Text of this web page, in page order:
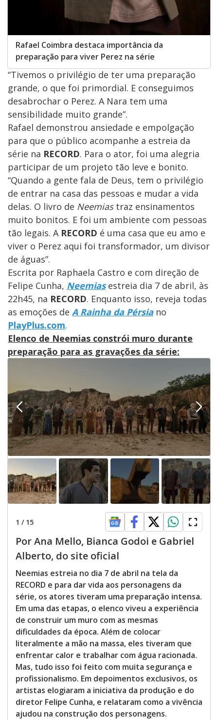
Rafael Coimbra destaca importância da
preparação para viver Perez na série
“Tivemos o privilégio de ter uma preparação
grande, o que foi primordial. E conseguimos
desabrochar o Perez. A Nara tem uma
sensibilidade muito grande”.
Rafael demonstrou ansiedade e empolgação
para que o público acompanhe a estreia da
série na RECORD. Para o ator, foi uma alegria
participar de um projeto tão leve e bonito.
“Quando a gente fala de Deus, tem o privilégio
de entrar na casa das pessoas e mudar a vida
delas. O livro de Neemiastraz ensinamentos
muito bonitos. E foi um ambiente com pessoas
tão legais. A RECORD é uma casa que eu amo e
viver o Perez aqui foi transformador, um divisor
de águas”.
Escrita por Raphaela Castro e com direção de
Felipe Cunha, Neemias estreia dia 7 de abril, às
22h45, na RECORD. Enquanto isso, reveja todas
as emoções de A Rainha da Pérsiano
PlayPlus.com.
Elenco de Neemias constrói muro durante
preparação para as gravações da série:
1 / 15
Por Ana Mello, Bianca Godoi e Gabriel
Alberto, do site oficial
Neemias estreia no dia 7 de abril na tela da
RECORD e para dar vida aos personagens da
série, os atores tiveram uma preparação intensa.
Em uma das etapas, o elenco viveu a experiência
de construir um muro com as mesmas
dificuldades da época. Além de colocar
literalmente a mão na massa, eles tiveram que
enfrentar calor e trabalhar com água racionada.
Mas, tudo isso foi feito com muita segurança e
profissionalismo. Em depoimentos exclusivos, os
artistas elogiaram a iniciativa da produção e do
diretor Felipe Cunha, e relataram como a vivência
ajudou na construção dos personagens.